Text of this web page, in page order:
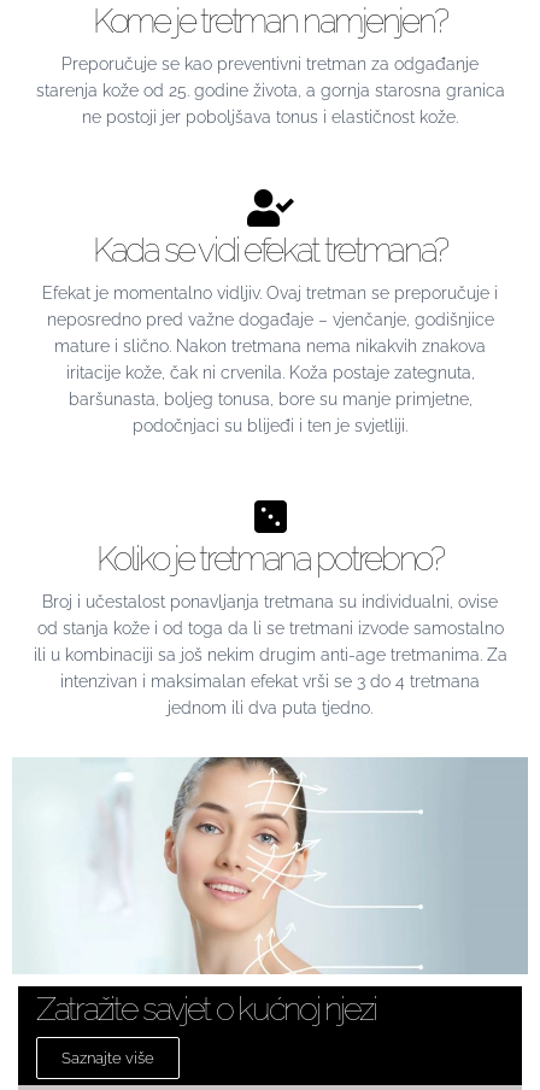
Kome je tretman namjenjen?
Preporučuje se kao preventivni tretman za odgađanje
starenja kože od 25. godine života, a gornja starosna granica
ne postoji jer poboljšava tonus i elastičnost kože.
Kada se vidi efekat tretmana?
Efekat je momentalno vidljiv. Ovaj tretman se preporučuje i
neposredno pred važne događaje – vjenčanje, godišnjice
mature i slično. Nakon tretmana nema nikakvih znakova
iritacije kože, čak ni crvenila. Koža postaje zategnuta,
baršunasta, boljeg tonusa, bore su manje primjetne,
podočnjaci su blijeđi i ten je svjetliji.
Koliko je tretmana potrebno?
Broj i učestalost ponavljanja tretmana su individualni, ovise
od stanja kože i od toga da li se tretmani izvode samostalno
ili u kombinaciji sa još nekim drugim anti-age tretmanima. Za
intenzivan i maksimalan efekat vrši se 3 do 4 tretmana
jednom ili dva puta tjedno.
Zatražite savjet o kućnoj njezi
Saznajte više